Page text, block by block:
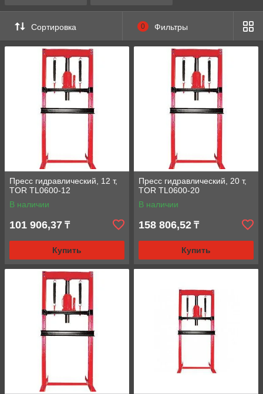
Сортировка 0 Фильтры
Пресс гидравлический, 12 т,
TOR TL0600-12
В наличии
101 906,37 ₸
Купить
Пресс гидравлический, 20 т,
TOR TL0600-20
В наличии
158 806,52 ₸
Купить